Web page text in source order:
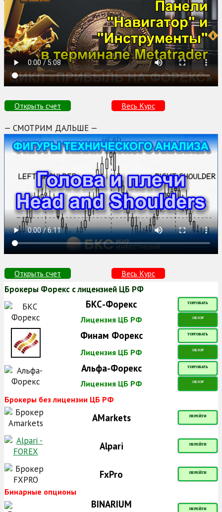
Открыть счет Весь Курс
— СМОТРИМ ДАЛЬШЕ —
Открыть счет Весь Курс
Брокеры Форекс с лицензией ЦБ РФ
БКС-Форекс ТОРГОВАТЬ
Лицензия ЦБ РФ ОБЗОР
Финам Форекс ТОРГОВАТЬ
Лицензия ЦБ РФ ОБЗОР
Альфа-Форекс ТОРГОВАТЬ
Лицензия ЦБ РФ ОБЗОР
Брокеры без лицензии ЦБ РФ
AMarkets ПЕРЕЙТИ
Alpari ПЕРЕЙТИ
FxPro ПЕРЕЙТИ
Бинарные опционы
BINARIUM ПЕРЕЙТИ